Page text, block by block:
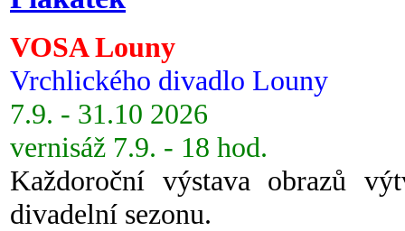
VOSA Louny
Vrchlického divadlo Louny
7.9. - 31.10 2026
vernisáž 7.9. - 18 hod.
Každoroční výstava obrazů
divadelní sezonu.